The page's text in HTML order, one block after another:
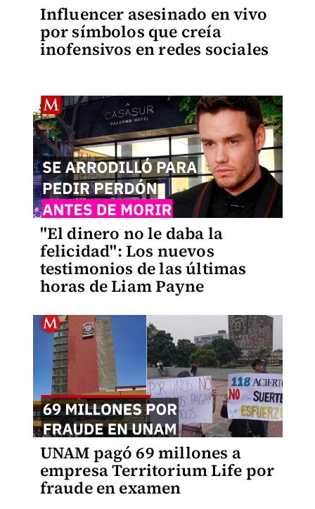
Influencer asesinado en vivo
por símbolos que creía
inofensivos en redes sociales
"El dinero no le daba la
felicidad": Los nuevos
testimonios de las últimas
horas de Liam Payne
UNAM pagó 69 millones a
empresa Territorium Life por
fraude en examen